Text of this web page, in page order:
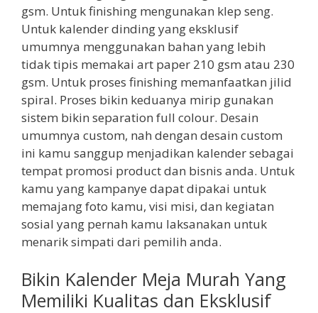
gsm. Untuk finishing mengunakan klep seng.
Untuk kalender dinding yang eksklusif
umumnya menggunakan bahan yang lebih
tidak tipis memakai art paper 210 gsm atau 230
gsm. Untuk proses finishing memanfaatkan jilid
spiral. Proses bikin keduanya mirip gunakan
sistem bikin separation full colour. Desain
umumnya custom, nah dengan desain custom
ini kamu sanggup menjadikan kalender sebagai
tempat promosi product dan bisnis anda. Untuk
kamu yang kampanye dapat dipakai untuk
memajang foto kamu, visi misi, dan kegiatan
sosial yang pernah kamu laksanakan untuk
menarik simpati dari pemilih anda.
Bikin Kalender Meja Murah Yang
Memiliki Kualitas dan Eksklusif